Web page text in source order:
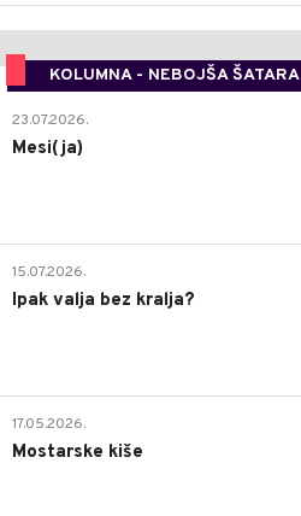
KOLUMNA - NEBOJŠA ŠATARA
23.07.2026.
Mesi(ja)
15.07.2026.
Ipak valja bez kralja?
17.05.2026.
Mostarske kiše